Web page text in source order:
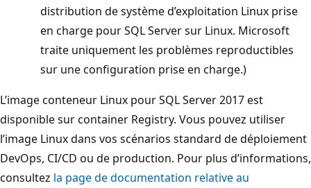
distribution de système d’exploitation Linux prise
en charge pour SQL Server sur Linux. Microsoft
traite uniquement les problèmes reproductibles
sur une configuration prise en charge.)
L’image conteneur Linux pour SQL Server 2017 est
disponible sur container Registry. Vous pouvez utiliser
l’image Linux dans vos scénarios standard de déploiement
DevOps, CI/CD ou de production. Pour plus d’informations,
consultez la page de documentation relative au